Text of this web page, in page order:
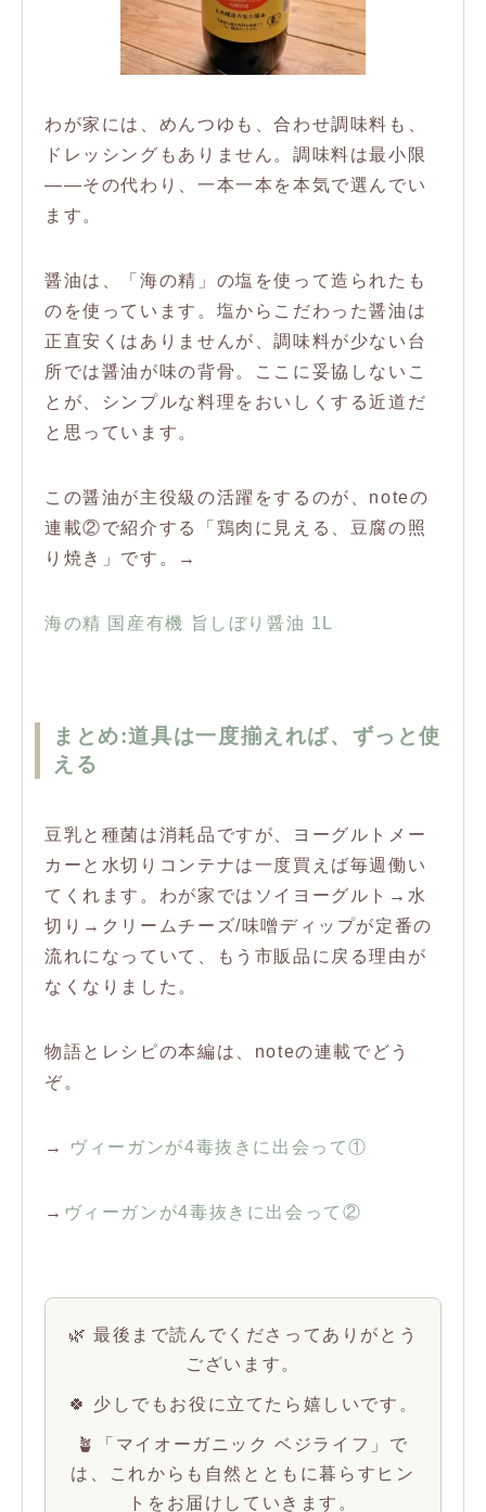
わが家には、めんつゆも、合わせ調味料も、
ドレッシングもありません。調味料は最小限
——その代わり、一本一本を本気で選んでい
ます。
醤油は、「海の精」の塩を使って造られたも
のを使っています。塩からこだわった醤油は
正直安くはありませんが、調味料が少ない台
所では醤油が味の背骨。ここに妥協しないこ
とが、シンプルな料理をおいしくする近道だ
と思っています。
この醤油が主役級の活躍をするのが、noteの
連載②で紹介する「鶏肉に見える、豆腐の照
り焼き」です。→
海の精 国産有機 旨しぼり醤油 1L
まとめ:道具は一度揃えれば、ずっと使
える
豆乳と種菌は消耗品ですが、ヨーグルトメー
カーと水切りコンテナは一度買えば毎週働い
てくれます。わが家ではソイヨーグルト→水
切り→クリームチーズ/味噌ディップが定番の
流れになっていて、もう市販品に戻る理由が
なくなりました。
物語とレシピの本編は、noteの連載でどう
ぞ。
→ ヴィーガンが4毒抜きに出会って①
→ ヴィーガンが4毒抜きに出会って②
🌿 最後まで読んでくださってありがとう
ございます。
🍀 少しでもお役に立てたら嬉しいです。
🪴「マイオーガニック ベジライフ」で
は、これからも自然とともに暮らすヒン
トをお届けしていきます。